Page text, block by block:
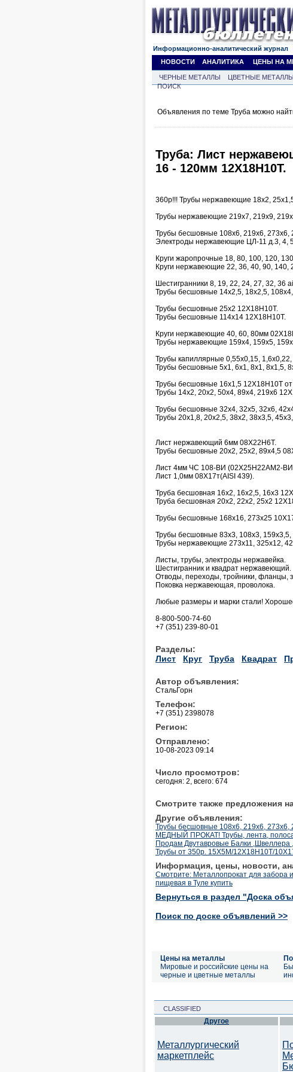
Информационно-аналитический журнал
НОВОСТИ
АНАЛИТИКА ЦЕНЫ НА
ЧЕРНЫЕ МЕТАЛЛЫ ЦВЕТНЫЕ МЕТАЛЛЫ
ПОИСК
Объявления по теме Труба можно
Труба: Лист
16 - 120мм 12Х18Н10Т.
360р!!! Трубы нержавеющие 18х2,
Трубы нержавеющие 219х7, 219х9,
Трубы бесшовные 108х6, 219х6, 273х6,
Электроды нержавеющие ЦЛ-11 д.3, 4,
Круги жаропрочные 18, 80, 100, 120,
Круги нержавеющие 22, 36, 40, 90, 140,
Шестигранники 8, 19, 22, 24, 27, 32, 36
Трубы бесшовные 14х2,5, 18х2,5,
Трубы бесшовные 25х2 12Х18Н10Т.
Трубы бесшовные 114х14 12Х18Н10Т.
Круги нержавеющие 40, 60, 80мм
Трубы нержавеющие 159х4, 159х5,
Трубы капиллярные 0,55х0,15,
Трубы бесшовные 5х1, 6х1, 8х1, 8х1,5,
Трубы бесшовные 16х1,5 12Х18Н10Т
Трубы 14х2, 20х2, 50х4, 89х4, 219х6
Трубы бесшовные 32х4, 32х5, 32х6,
Трубы 20х1,8, 20х2,5, 38х2, 38х3,5,
Лист нержавеющий 6мм 08Х22Н6Т.
Трубы бесшовные 20х2, 25х2, 89х4,5
Лист 4мм ЧС 108-ВИ (02Х25Н22АМ2-
Лист 1,0мм 08Х17т(AISI 439).
Труба бесшовная 16х2, 16х2,5, 16х3
Труба бесшовная 20х2, 22х2, 25х2
Трубы бесшовные 168х16, 273х25
Трубы бесшовные 83х3, 108х3, 159х3,5,
Трубы нержавеющие 273х11, 325х12,
Листы, трубы, электроды нержавейка.
Шестигранник и квадрат нержавеющий.
Отводы, переходы, тройники, фланцы,
Поковка нержавеющая, проволока.
Любые размеры и марки стали!
8-800-500-74-60
+7 (351) 239-80-01
Разделы:
Лист
Круг Труба Квадрат
Автор объявления:
СтальГорн
Телефон:
+7 (351) 2398078
Регион:
Отправлено:
10-08-2023 09:14
Число просмотров:
сегодня: 2, всего: 674
Смотрите также предложения
Другие объявления:
Трубы бесшовные 108х6, 219х6, 273х6,
МЕДНЫЙ ПРОКАТ! Трубы, лента,
Продам Двутавровые Балки ,Швеллера
Трубы от 350р. 15Х5М/12Х18Н10Т/
Информация, цены, новости,
Смотрите: Металлопрокат для забора
пищевая в Туле купить
Вернуться в раздел "Доска
Поиск по доске объявлений >>
Цены на металлы
Мировые и российские цены на
черные и цветные металлы
CLASSIFIED
Другое
Металлургический
маркетплейс